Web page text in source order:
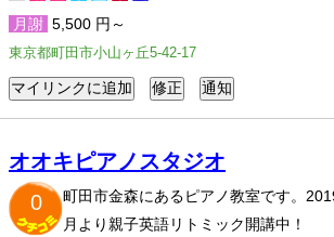
月謝 5,500 円～
東京都町田市小山ヶ丘5-42-17
オオキピアノスタジオ
0
町田市金森にあるピアノ教室です。
月より親子英語リトミック開講中！